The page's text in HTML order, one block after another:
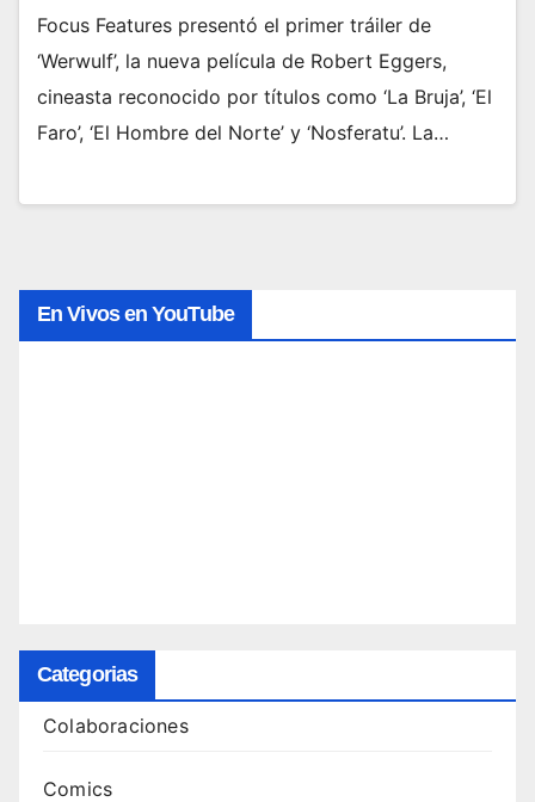
Focus Features presentó el primer tráiler de
‘Werwulf’, la nueva película de Robert Eggers,
cineasta reconocido por títulos como ‘La Bruja’, ‘El
Faro’, ‘El Hombre del Norte’ y ‘Nosferatu’. La…
En Vivos en YouTube
Categorias
Colaboraciones
Comics